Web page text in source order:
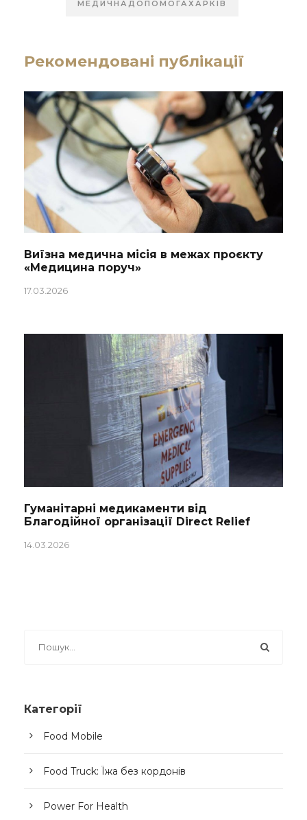
МЕДИЧНАДОПОМОГАХАРКІВ
Рекомендовані публікації
Виїзна медична місія в межах проєкту
«Медицина поруч»
17.03.2026
Гуманітарні медикаменти від
Благодійної організації Direct Relief
14.03.2026
Категорії
Food Mobile
Food Truck: Їжа без кордонів
Power For Health